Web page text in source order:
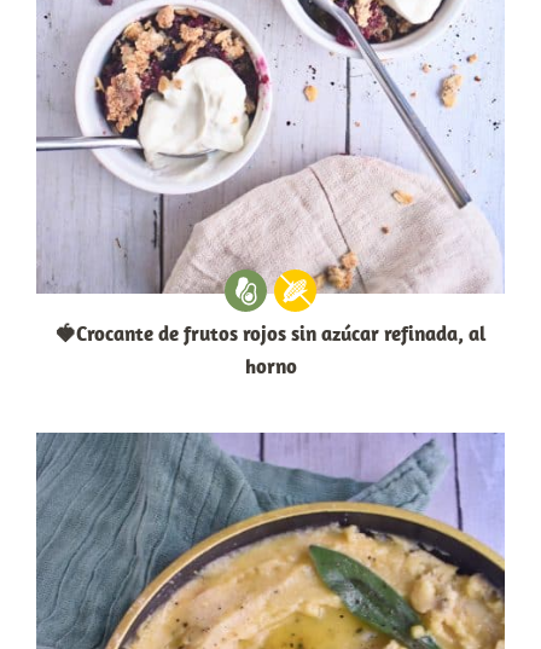
🍓Crocante de frutos rojos sin azúcar refinada, al
horno